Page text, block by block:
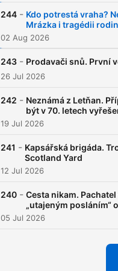
244 - Kdo potrestá vraha?
Mrázka i tragédii
02 Aug 2026
243 - Prodavači snů. První
26 Jul 2026
242 - Neznámá z Letňan.
být v 70. letech
19 Jul 2026
241 - Kapsářská brigáda.
Scotland Yard
12 Jul 2026
240 - Cesta nikam.
„utajeným posláním“
05 Jul 2026